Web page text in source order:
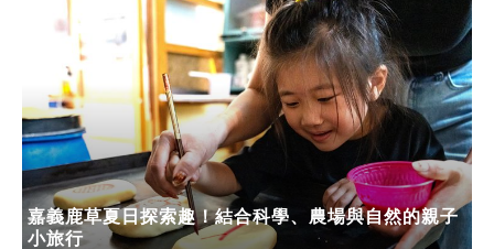
嘉義鹿草夏日探索趣！結合科學、農場與自然的親子
小旅行